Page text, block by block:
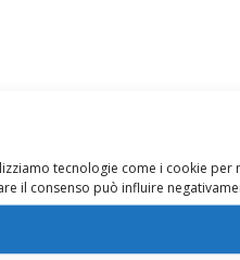
tecnologie come i cookie
il consenso può influire